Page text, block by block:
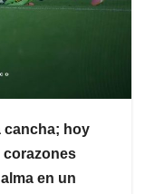
cancha; hoy
corazones
en un